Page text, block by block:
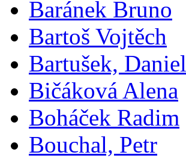
Baránek Bruno
Bartoš Vojtěch
Bartušek, Daniel
Bičáková Alena
Boháček Radim
Bouchal, Petr